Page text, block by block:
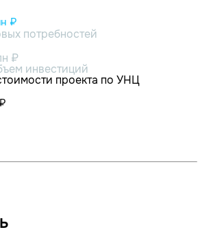
₽
потребностей
₽
инвестиций
проекта по УНЦ